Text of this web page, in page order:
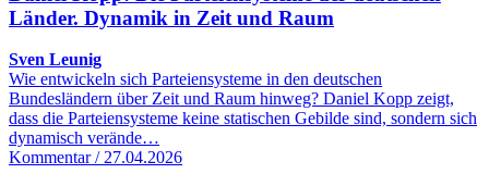
Länder. Dynamik in Zeit und Raum
Sven Leunig
Wie entwickeln sich Parteiensysteme in den deutschen
Bundesländern über Zeit und Raum hinweg? Daniel Kopp zeigt,
dass die Parteiensysteme keine statischen Gebilde sind, sondern sich
dynamisch verände…
Kommentar / 27.04.2026